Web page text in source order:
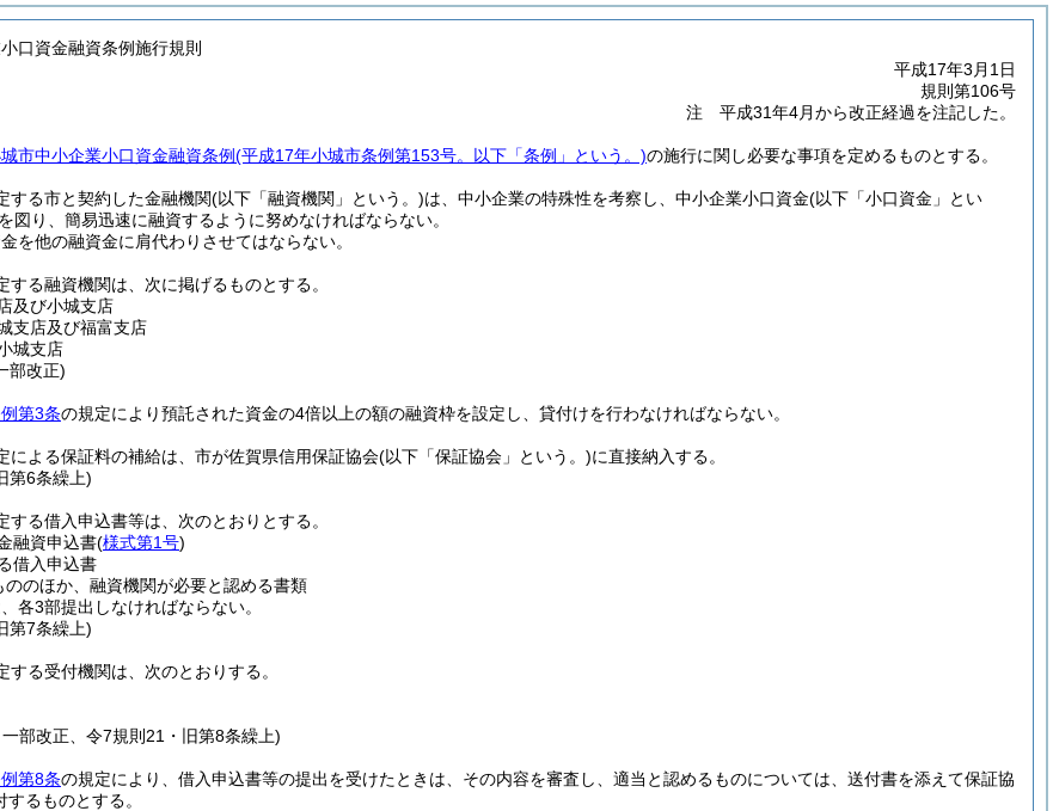
口資金融資条例施行規則
平成17年3月1日
規則第106号
注 平成31年4月から改正経過を注記した。
市中小企業小口資金融資条例(平成17年小城市条例第153号。以下「条例」という。)の施行に関し必要な事項を定めるものとする。
する市と契約した金融機関(以下「融資機関」という。)は、中小企業の特殊性を考察し、中小企業小口資金(以下「小口資金」とい
図り、簡易迅速に融資するように努めなければならない。
を他の融資金に肩代わりさせてはならない。
する融資機関は、次に掲げるものとする。
及び小城支店
支店及び福富支店
城支店
部改正)
第3条の規定により預託された資金の4倍以上の額の融資枠を設定し、貸付けを行わなければならない。
による保証料の補給は、市が佐賀県信用保証協会(以下「保証協会」という。)に直接納入する。
第6条繰上)
する借入申込書等は、次のとおりとする。
融資申込書(様式第1号)
借入申込書
ののほか、融資機関が必要と認める書類
各3部提出しなければならない。
第7条繰上)
する受付機関は、次のとおりする。
部改正、令7規則21・旧第8条繰上)
第8条の規定により、借入申込書等の提出を受けたときは、その内容を審査し、適当と認めるものについては、送付書を添えて保証協
るものとする。